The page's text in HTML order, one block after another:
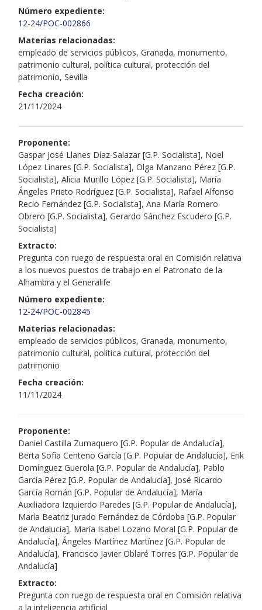
Número expediente:
12-24/POC-002866
Materias relacionadas:
empleado de servicios públicos, Granada, monumento,
patrimonio cultural, política cultural, protección del
patrimonio, Sevilla
Fecha creación:
21/11/2024
Proponente:
Gaspar José Llanes Díaz-Salazar [G.P. Socialista], Noel
López Linares [G.P. Socialista], Olga Manzano Pérez [G.P.
Socialista], Alicia Murillo López [G.P. Socialista], María
Ángeles Prieto Rodríguez [G.P. Socialista], Rafael Alfonso
Recio Fernández [G.P. Socialista], Ana María Romero
Obrero [G.P. Socialista], Gerardo Sánchez Escudero [G.P.
Socialista]
Extracto:
Pregunta con ruego de respuesta oral en Comisión relativa
a los nuevos puestos de trabajo en el Patronato de la
Alhambra y el Generalife
Número expediente:
12-24/POC-002845
Materias relacionadas:
empleado de servicios públicos, Granada, monumento,
patrimonio cultural, política cultural, protección del
patrimonio
Fecha creación:
11/11/2024
Proponente:
Daniel Castilla Zumaquero [G.P. Popular de Andalucía],
Berta Sofía Centeno García [G.P. Popular de Andalucía], Erik
Domínguez Guerola [G.P. Popular de Andalucía], Pablo
García Pérez [G.P. Popular de Andalucía], José Ricardo
García Román [G.P. Popular de Andalucía], María
Auxiliadora Izquierdo Paredes [G.P. Popular de Andalucía],
María Beatriz Jurado Fernández de Córdoba [G.P. Popular
de Andalucía], María Isabel Lozano Moral [G.P. Popular de
Andalucía], Ángeles Martínez Martínez [G.P. Popular de
Andalucía], Francisco Javier Oblaré Torres [G.P. Popular de
Andalucía]
Extracto:
Pregunta con ruego de respuesta oral en Comisión relativa
a la inteligencia artificial